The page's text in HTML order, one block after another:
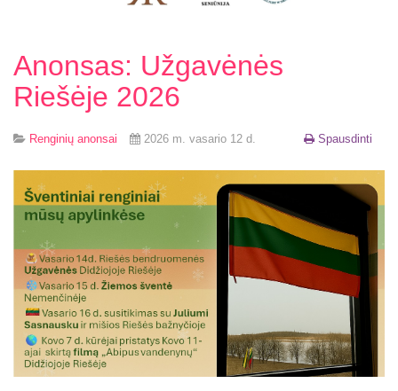
Anonsas: Užgavėnės
Riešėje 2026
Spausdinti
Renginių anonsai 2026 m. vasario 12 d.